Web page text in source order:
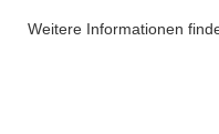
Weitere Informationen